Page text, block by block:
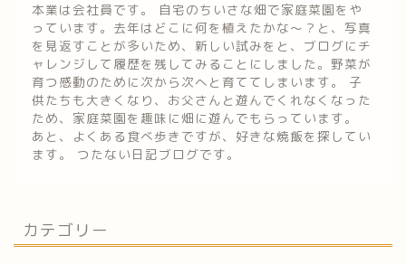
本業は会社員です。 自宅のちいさな畑で家庭菜園をや
っています。去年はどこに何を植えたかな～？と、写真
を見返すことが多いため、新しい試みをと、ブログにチ
ャレンジして履歴を残してみることにしました。野菜が
育つ感動のために次から次へと育ててしまいます。 子
供たちも大きくなり、お父さんと遊んでくれなくなった
ため、家庭菜園を趣味に畑に遊んでもらっています。
あと、よくある食べ歩きですが、好きな焼飯を探してい
ます。 つたない日記ブログです。
カテゴリー